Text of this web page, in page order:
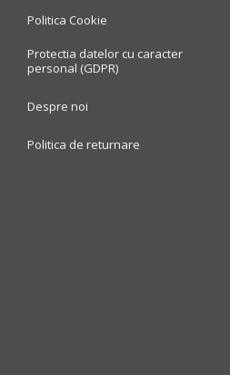
Politica Cookie
Protectia datelor cu caracter
personal (GDPR)
Despre noi
Politica de returnare